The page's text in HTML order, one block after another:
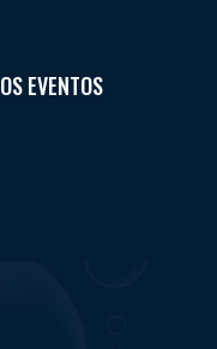
EVENTOS